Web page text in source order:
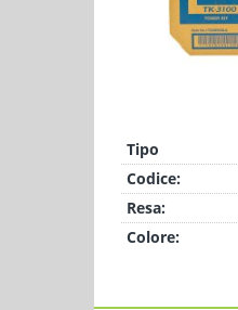
Tipo
Codice:
Resa:
Colore: